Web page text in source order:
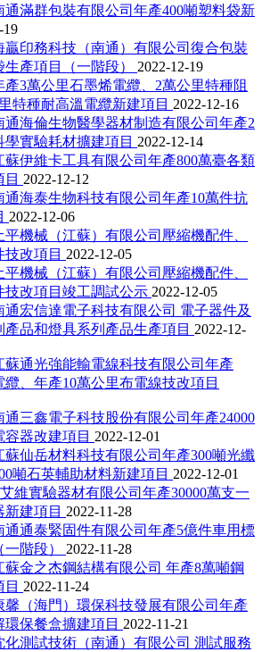
通滿群包裝有限公司年產400噸塑料袋新
19
贏印務科技（南通）有限公司復合包裝
產項目（一階段） 2022-12-19
產3萬公里石墨烯電纜、2萬公里特種阻
特種耐高溫電纜新建項目 2022-12-16
通海倫生物醫學器材制造有限公司年產2
實驗耗材擴建項目 2022-12-14
蘇伊維卡工具有限公司年產800萬臺各類
2022-12-12
通海泰生物科技有限公司年產10萬件抗
2022-12-06
平機械（江蘇）有限公司壓縮機配件、
改項目 2022-12-05
平機械（江蘇）有限公司壓縮機配件、
技改項目竣工調試公示 2022-12-05
通宏信達電子科技有限公司 電子器件及
產品和燈具系列產品生產項目 2022-12-
蘇通光強能輸電線科技有限公司年產
纜、年產10萬公里布電線技改項目
通三鑫電子科技股份有限公司年產24000
器改建項目 2022-12-01
蘇仙岳材料科技有限公司年產300噸光纖
噸石英輔助材料新建項目 2022-12-01
維實驗器材有限公司年產30000萬支一
建項目 2022-11-28
通通泰緊固件有限公司年產5億件車用標
階段） 2022-11-28
蘇金之杰鋼結構有限公司 年產8萬噸鋼
2022-11-24
馨（海門）環保科技發展有限公司年產
環保餐盒擴建項目 2022-11-21
化測試技術（南通）有限公司 測試服務